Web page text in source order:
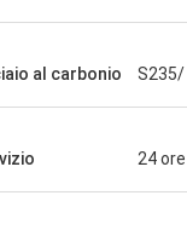
Igname
dei vostri prodotti
molto buona. Molto
al carbonio S235/
24